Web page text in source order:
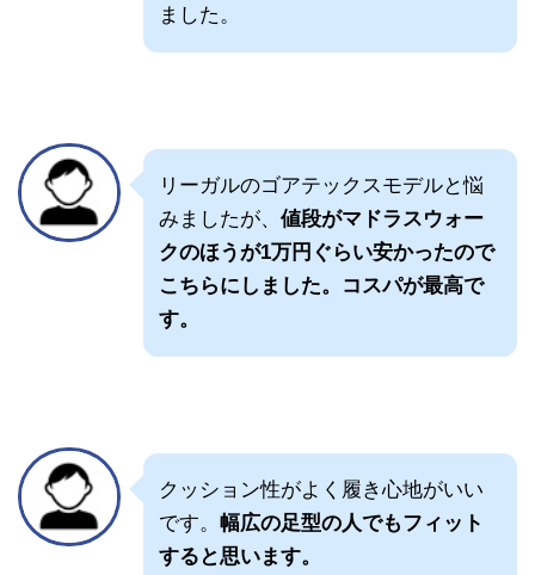
ました。
リーガルのゴアテックスモデルと悩
みましたが、 値段がマドラスウォー
クのほうが1万円ぐらい安かったので
こちらにしました。コスパが最高で
す。
クッション性がよく履き心地がいい
です。 幅広の足型の人でもフィット
すると思います。